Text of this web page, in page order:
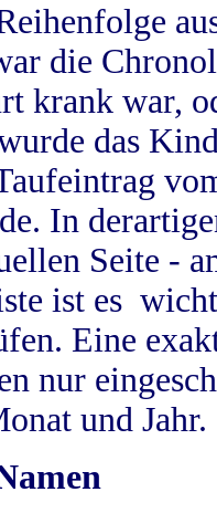
die
krank war,
das
In
Seite -
ist es
Eine
nur
und Jahr.